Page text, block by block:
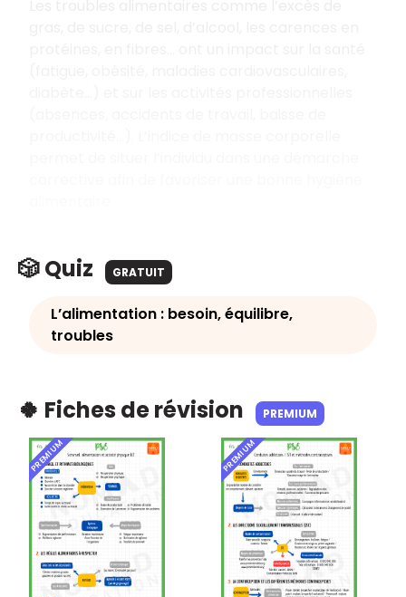
🎲 Quiz GRATUIT
L’alimentation : besoin, équilibre,
troubles
🍀 Fiches de révision PREMIUM
PREMIUM PREMIUM